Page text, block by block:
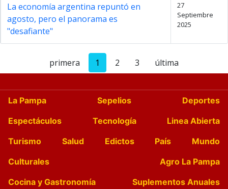
La economía argentina repuntó en
agosto, pero el panorama es
"desafiante"
27
Septiembre
2025
primera 1 2 3 última
La Pampa Sepelios
Deportes
Espectáculos
Tecnología
Linea Abierta
Turismo
Salud Edictos País
Mundo
Culturales
Agro La Pampa
Cocina y Gastronomía
Suplementos Anuales